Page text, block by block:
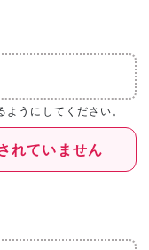
うにしてください。
れていません